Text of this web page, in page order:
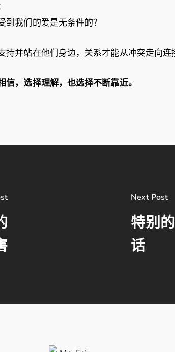
我们的爱是无条件的？
并站在他们身边，关系才能从冲突走向连
信，选择理解，也选择不断靠近。
Next Post
特别
话